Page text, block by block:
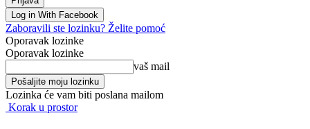
Log in With Facebook
Zaboravili ste lozinku? Želite pomoć
Oporavak lozinke
Oporavak lozinke
vaš mail
Lozinka će vam biti poslana mailom
Korak u prostor